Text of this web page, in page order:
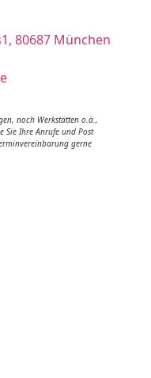
80687 München
noch Werkstätten o.ä.,
Sie Ihre Anrufe und Post
gerne